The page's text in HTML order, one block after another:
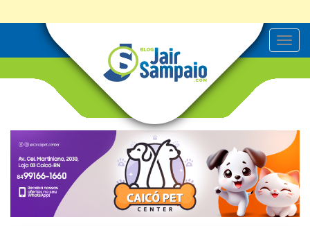
T
o
v
g
t
i
o
n